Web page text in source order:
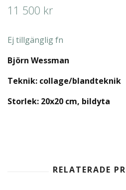
11 500 kr
Ej tillgänglig fn
Björn Wessman
Teknik: collage/blandteknik
Storlek: 20x20 cm, bildyta